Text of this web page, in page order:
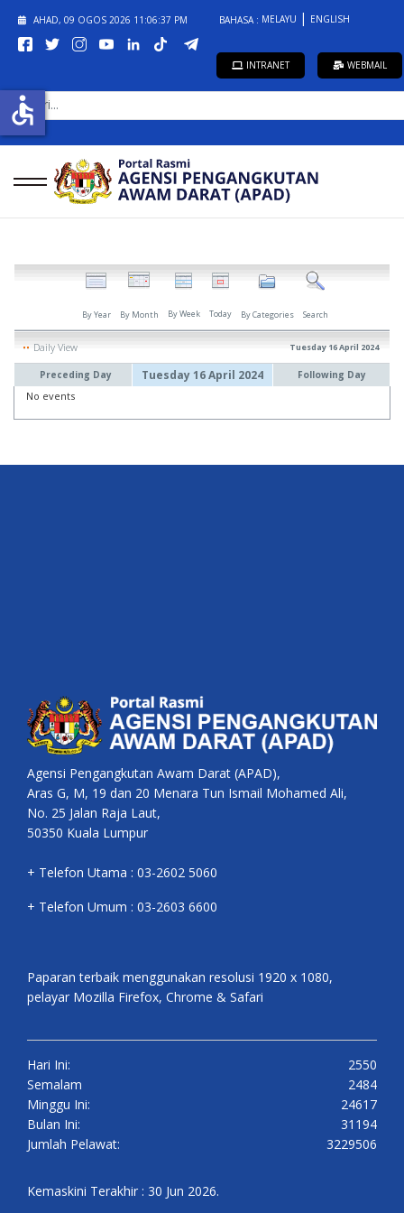
AHAD, 09 OGOS 2026 11:06:37 PM BAHASA : MELAYU ENGLISH
INTRANET WEBMAIL
CARI...
By Year By Month By Week Today By Categories Search
Daily View Tuesday 16 April 2024
Preceding Day Tuesday 16 April 2024 Following Day
No events
Agensi Pengangkutan Awam Darat (APAD),
Aras G, M, 19 dan 20 Menara Tun Ismail Mohamed Ali,
No. 25 Jalan Raja Laut,
50350 Kuala Lumpur
+ Telefon Utama : 03-2602 5060
+ Telefon Umum : 03-2603 6600
Paparan terbaik menggunakan resolusi 1920 x 1080,
pelayar Mozilla Firefox, Chrome & Safari
Hari Ini:
2550
Semalam
2484
Minggu Ini:
24617
Bulan Ini:
31194
Jumlah Pelawat:
3229506
Kemaskini Terakhir : 30 Jun 2026.
accessible